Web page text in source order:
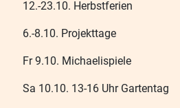
12.-23.10. Herbstferien
6.-8.10. Projekttage
Fr 9.10. Michaelispiele
Sa 10.10. 13-16 Uhr Gartentag